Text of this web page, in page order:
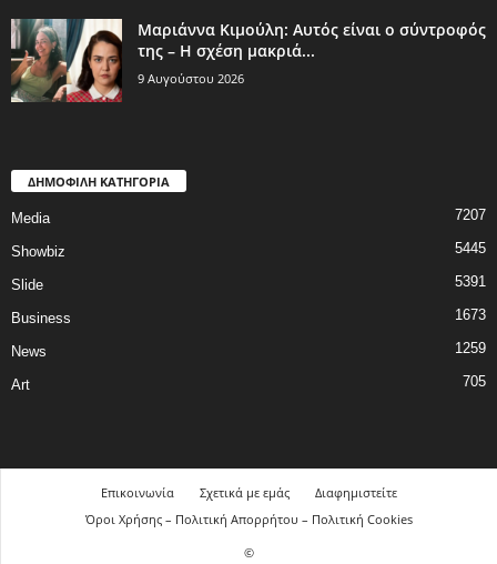
Μαριάννα Κιμούλη: Αυτός είναι ο σύντροφός
της – Η σχέση μακριά...
9 Αυγούστου 2026
ΔΗΜΟΦΙΛΗ ΚΑΤΗΓΟΡΙΑ
Media 7207
Showbiz 5445
Slide 5391
Business 1673
News 1259
Art 705
Επικοινωνία Σχετικά με εμάς
Διαφημιστείτε
Όροι Χρήσης – Πολιτική Απορρήτου – Πολιτική Cookies
©